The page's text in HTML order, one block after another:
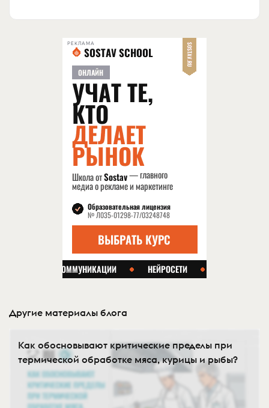
РЕКЛАМА
Другие материалы блога
Как обосновывают критические пределы при
термической обработке мяса, курицы и рыбы?